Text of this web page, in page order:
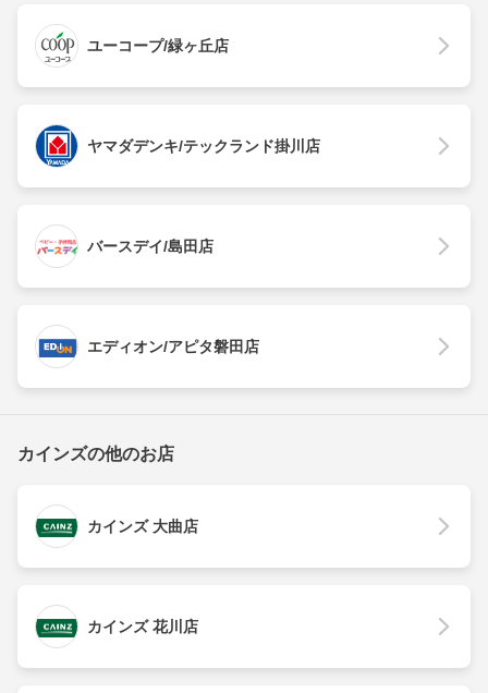
ユーコープ/緑ヶ丘店
ヤマダデンキ/テックランド掛川店
バースデイ/島田店
エディオン/アピタ磐田店
カインズの他のお店
カインズ 大曲店
カインズ 花川店